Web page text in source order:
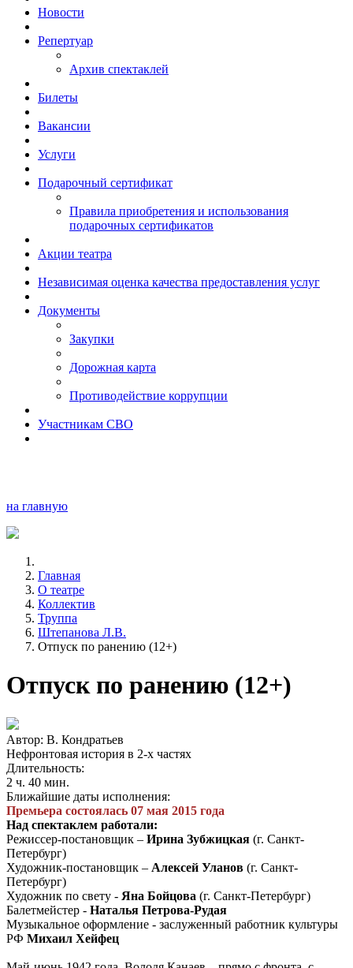
Новости
Репертуар
Архив спектаклей
Билеты
Вакансии
Услуги
Подарочный сертификат
Правила приобретения и использования
подарочных сертификатов
Акции театра
Независимая оценка качества предоставления услуг
Документы
Закупки
Дорожная карта
Противодействие коррупции
Участникам СВО
на главную
Главная
О театре
Коллектив
Труппа
Штепанова Л.В.
Отпуск по ранению (12+)
Отпуск по ранению (12+)
Автор: В. Кондратьев
Нефронтовая история в 2-х частях
Длительность:
2 ч. 40 мин.
Ближайшие даты исполнения:
Премьера состоялась 07 мая 2015 года
Над спектаклем работали:
Режиссер-постановщик – Ирина Зубжицкая (г. Санкт-
Петербург)
Художник-постановщик – Алексей Уланов (г. Санкт-
Петербург)
Художник по свету - Яна Бойцова (г. Санкт-Петербург)
Балетмейстер - Наталья Петрова-Рудая
Музыкальное оформление - заслуженный работник культуры
РФ Михаил Хейфец